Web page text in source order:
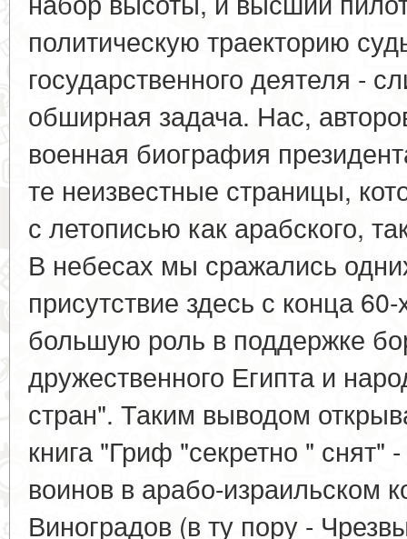
политическую траекторию
государственного деятеля -
обширная задача. Нас,
военная биография
те неизвестные страницы,
с летописью как арабского,
В небесах мы сражались
присутствие здесь с конца
большую роль в поддержке
дружественного Египта и
стран". Таким выводом
книга "Гриф "секретно " снят"
воинов в арабо-израильском
Виноградов (в ту пору -